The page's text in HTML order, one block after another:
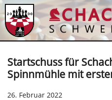
Zum
Inhalt
Startschuss für
Spinnmühle mit
26. Februar 2022